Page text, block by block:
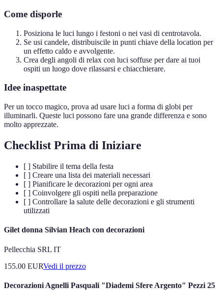
Come disporle
Posiziona le luci lungo i festoni o nei vasi di centrotavola.
Se usi candele, distribuiscile in punti chiave della location per
un effetto caldo e avvolgente.
Crea degli angoli di relax con luci soffuse per dare ai tuoi
ospiti un luogo dove rilassarsi e chiacchierare.
Idee inaspettate
Per un tocco magico, prova ad usare luci a forma di globi per
illuminarli. Queste luci possono fare una grande differenza e sono
molto apprezzate.
Checklist Prima di Iniziare
[ ] Stabilire il tema della festa
[ ] Creare una lista dei materiali necessari
[ ] Pianificare le decorazioni per ogni area
[ ] Coinvolgere gli ospiti nella preparazione
[ ] Controllare la salute delle decorazioni e gli strumenti
utilizzati
Gilet donna Silvian Heach con decorazioni
Pellecchia SRL IT
155.00 EURVedi il prezzo
Decorazioni Agnelli Pasquali "Diademi Sfere Argento" Pezzi 25